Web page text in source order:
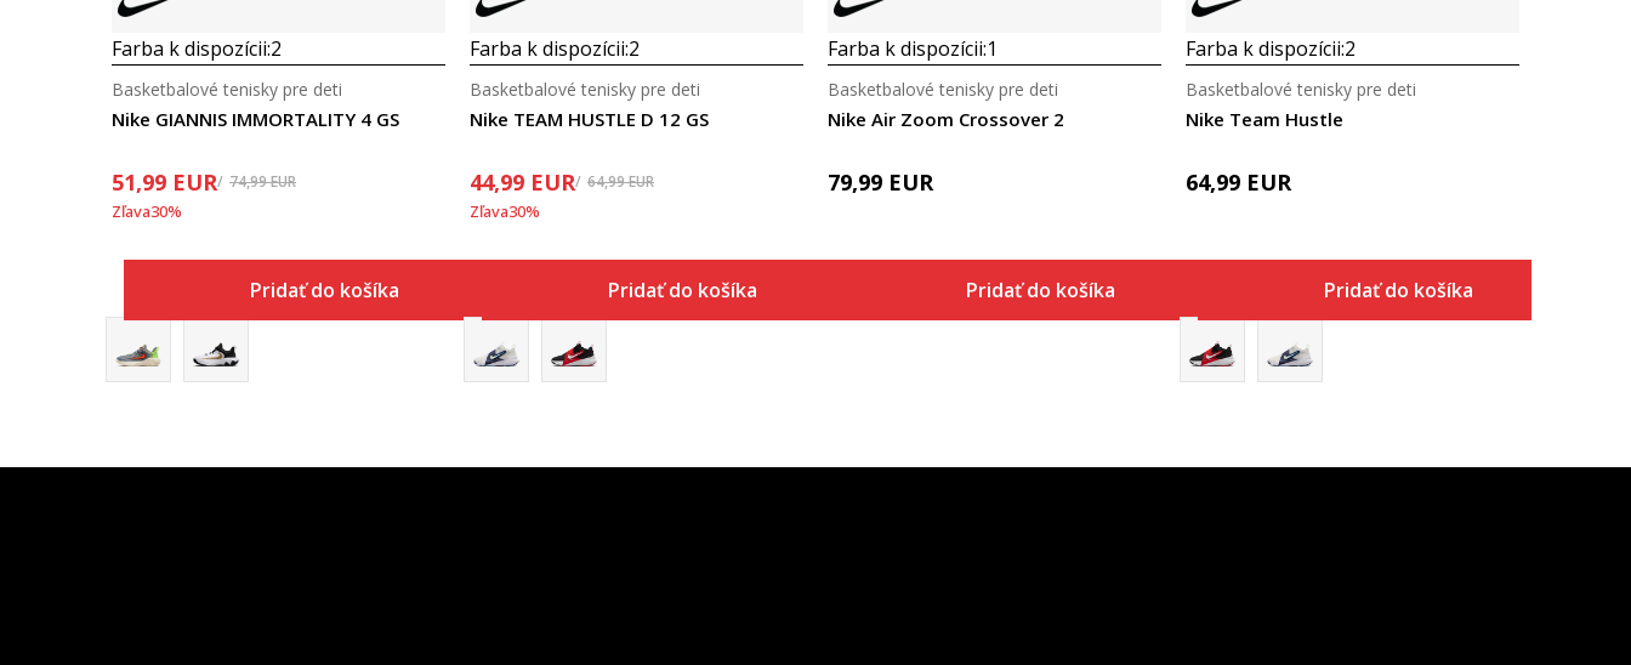
Farba k dispozícii:2
Nike GIANNIS IMMORTALITY 4 GS
Basketbalové tenisky pre deti
51,99 EUR 74,99EUR
Zľava30%
Pridať do košíka
Farba k dispozícii:2
Nike TEAM HUSTLE D 12 GS
Basketbalové tenisky pre deti
44,99 EUR 64,99EUR
Zľava30%
Pridať do košíka
Farba k dispozícii:1
Nike Air Zoom Crossover 2
Basketbalové tenisky pre deti
79,99 EUR
Pridať do košíka
Farba k dispozícii:2
Nike Team Hustle
Basketbalové tenisky pre deti
64,99 EUR
Pridať do košíka